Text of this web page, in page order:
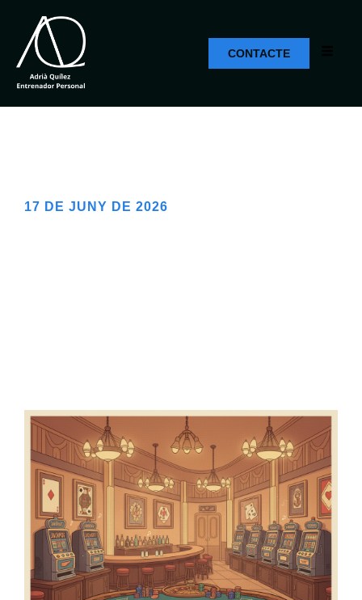
CONTACTE
17 DE JUNY DE 2026